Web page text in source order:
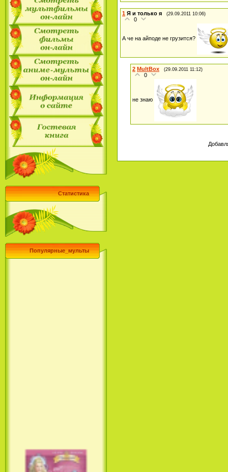
Статистика
Популярные_мульты
1 Я и только я (29.09.2011 10:06)
0
А че на айподе не грузится?
2 MultBox (29.09.2011 11:12)
0
не знаю